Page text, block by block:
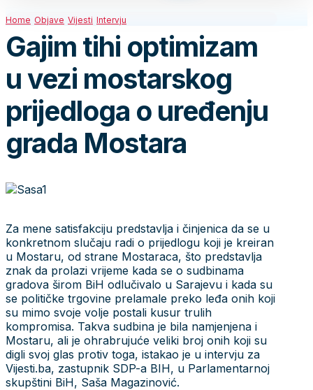
Home Objave Vijesti Intervju
Gajim tihi optimizam
u vezi mostarskog
prijedloga o uređenju
grada Mostara
Za mene satisfakciju predstavlja i činjenica da se u
konkretnom slučaju radi o prijedlogu koji je kreiran
u Mostaru, od strane Mostaraca, što predstavlja
znak da prolazi vrijeme kada se o sudbinama
gradova širom BiH odlučivalo u Sarajevu i kada su
se političke trgovine prelamale preko leđa onih koji
su mimo svoje volje postali kusur trulih
kompromisa. Takva sudbina je bila namjenjena i
Mostaru, ali je ohrabrujuće veliki broj onih koji su
digli svoj glas protiv toga, istakao je u intervju za
Vijesti.ba, zastupnik SDP-a BIH, u Parlamentarnoj
skupštini BiH, Saša Magazinović.